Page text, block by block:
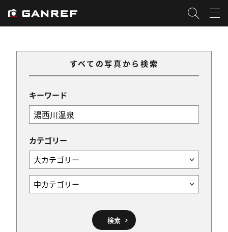
すべての写真から検索
キーワード
カテゴリー
検索